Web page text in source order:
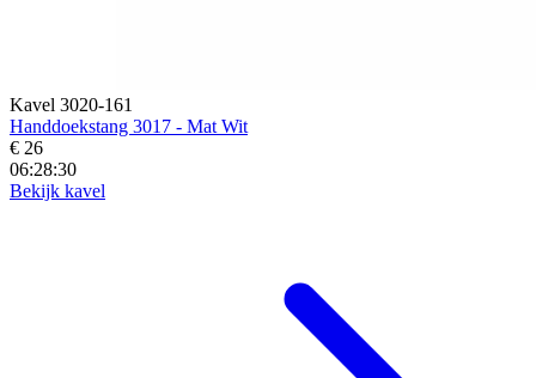
Kavel 3020-161
Handdoekstang 3017 - Mat Wit
€ 26
06:28:28
Bekijk kavel